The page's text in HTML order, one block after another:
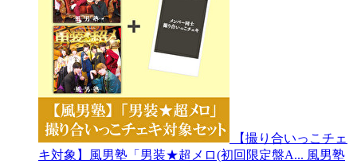
【撮り合いっこチェ
キ対象】風男塾「男装★超メロ(初回限定盤A... 風男塾